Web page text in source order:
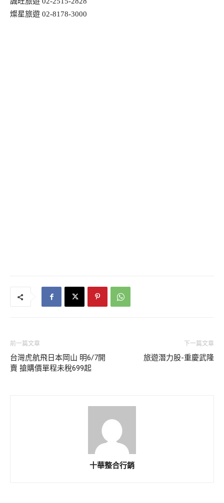
燦星旅遊 02-8178-3000
前一篇文章
台灣虎航飛日本岡山 明6/7開
賣 搶購價單程未稅699起
下一篇文章
旅遊潛力股-重慶武隆
十華整合行銷